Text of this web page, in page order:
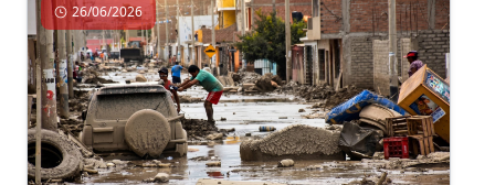
26/06/2026